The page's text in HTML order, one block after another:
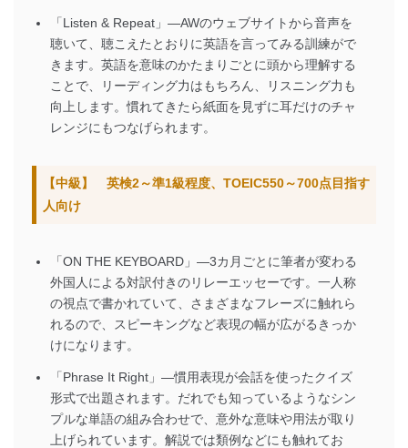
「Listen & Repeat」―AWのウェブサイトから音声を
聴いて、聴こえたとおりに英語を言ってみる訓練がで
きます。英語を意味のかたまりごとに頭から理解する
ことで、リーディング力はもちろん、リスニング力も
向上します。慣れてきたら紙面を見ずに耳だけのチャ
レンジにもつなげられます。
【中級】 英検2～準1級程度、TOEIC550～700点目指す
人向け
「ON THE KEYBOARD」―3カ月ごとに筆者が変わる
外国人による対訳付きのリレーエッセーです。一人称
の視点で書かれていて、さまざまなフレーズに触れら
れるので、スピーキングなど表現の幅が広がるきっか
けになります。
「Phrase It Right」―慣用表現が会話を使ったクイズ
形式で出題されます。だれでも知っているようなシン
プルな単語の組み合わせで、意外な意味や用法が取り
上げられています。解説では類例などにも触れてお